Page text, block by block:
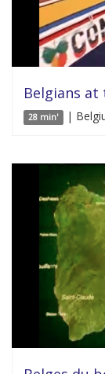
Belgians
28 min' |